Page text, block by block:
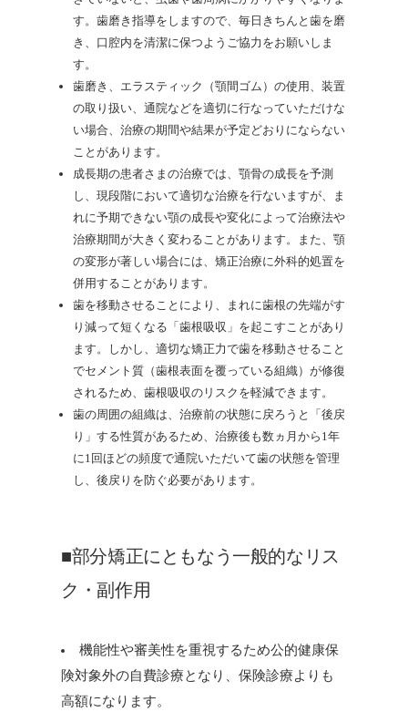
す。歯磨き指導をしますので、毎日きちんと歯を磨
き、口腔内を清潔に保つようご協力をお願いしま
す。
歯磨き、エラスティック（顎間ゴム）の使用、装置
の取り扱い、通院などを適切に行なっていただけな
い場合、治療の期間や結果が予定どおりにならない
ことがあります。
成長期の患者さまの治療では、顎骨の成長を予測
し、現段階において適切な治療を行ないますが、ま
れに予期できない顎の成長や変化によって治療法や
治療期間が大きく変わることがあります。また、顎
の変形が著しい場合には、矯正治療に外科的処置を
併用することがあります。
歯を移動させることにより、まれに歯根の先端がす
り減って短くなる「歯根吸収」を起こすことがあり
ます。しかし、適切な矯正力で歯を移動させること
でセメント質（歯根表面を覆っている組織）が修復
されるため、歯根吸収のリスクを軽減できます。
歯の周囲の組織は、治療前の状態に戻ろうと「後戻
り」する性質があるため、治療後も数ヵ月から1年
に1回ほどの頻度で通院いただいて歯の状態を管理
し、後戻りを防ぐ必要があります。
■部分矯正にともなう一般的なリス
ク・副作用
機能性や審美性を重視するため公的健康保
険対象外の自費診療となり、保険診療よりも
高額になります。